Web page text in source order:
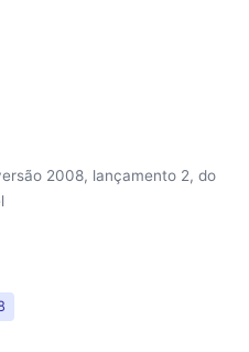
2008, lançamento 2, do